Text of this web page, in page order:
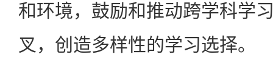
和环境，鼓励和推动跨学科学
叉，创造多样性的学习选择。